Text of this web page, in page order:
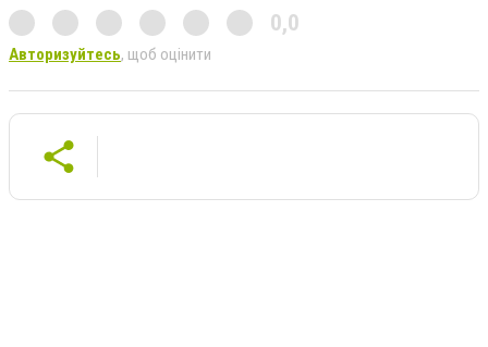
0,0
Авторизуйтесь, щоб оцінити